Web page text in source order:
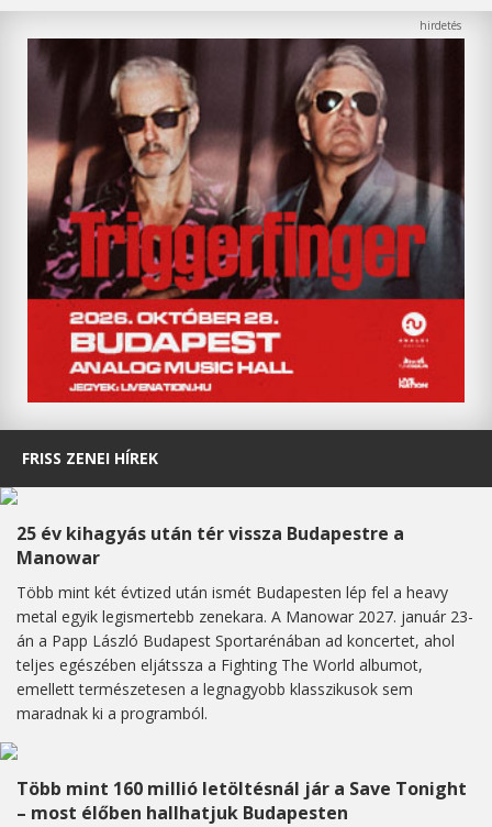
FRISS ZENEI HÍREK
25 év kihagyás után tér vissza Budapestre a
Manowar
Több mint két évtized után ismét Budapesten lép fel a heavy
metal egyik legismertebb zenekara. A Manowar 2027. január 23-
án a Papp László Budapest Sportarénában ad koncertet, ahol
teljes egészében eljátssza a Fighting The World albumot,
emellett természetesen a legnagyobb klasszikusok sem
maradnak ki a programból.
Több mint 160 millió letöltésnál jár a Save Tonight
– most élőben hallhatjuk Budapesten